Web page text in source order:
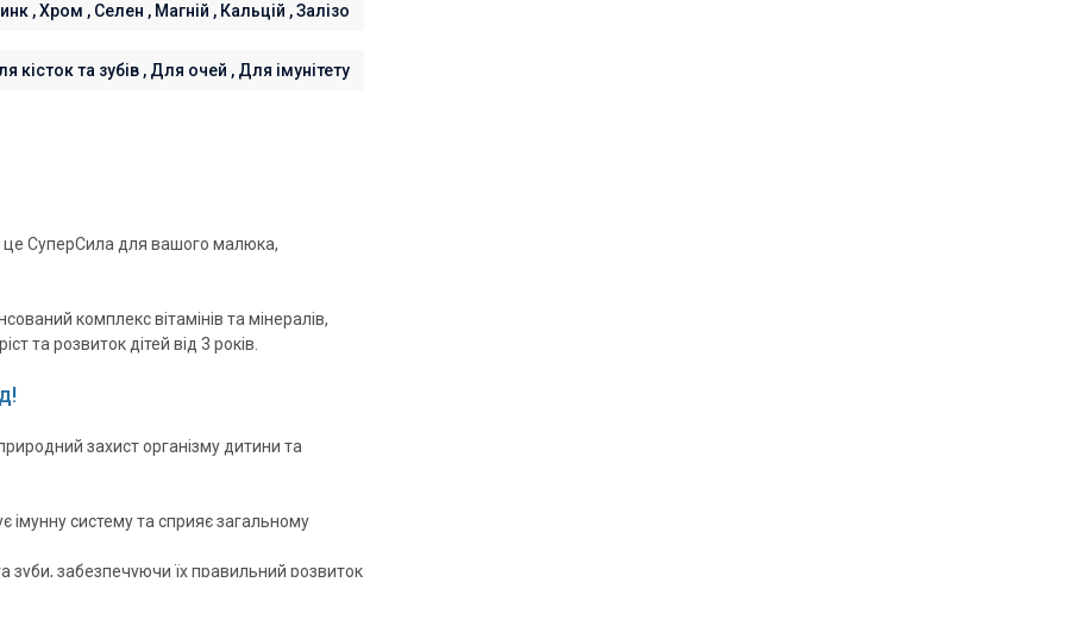
, Хром , Селен , Магній , Кальцій , Залізо
кісток та зубів , Для очей , Для імунітету
це СуперСила для вашого малюка,
комплекс вітамінів та мінералів,
та розвиток дітей від 3 років.
захист організму дитини та
імунну систему та сприяє загальному
зуби, забезпечуючи їх правильний розвиток
серця та судин.